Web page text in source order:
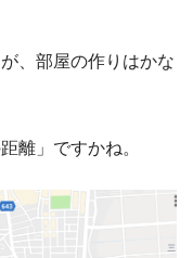
、部屋の作りはかな
離」ですかね。